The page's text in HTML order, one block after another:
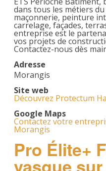
dans tous les métiers
maçonnerie, peinture
carrelage, façades,
entreprise est le
vos projets de
Contactez-nous dès
Adresse
Morangis
Site web
Découvrez Protectum
Google Maps
Contactez votre
Morangis
Pro Élite+
vasque